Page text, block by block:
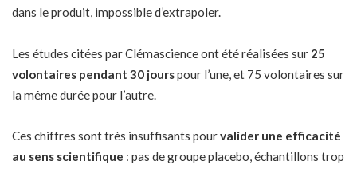
dans le produit, impossible d’extrapoler.
Les études citées par Clémascience ont été réalisées sur 25
volontaires pendant 30 jourspour l’une, et 75 volontaires sur
la même durée pour l’autre.
Ces chiffres sont très insuffisants pourvalider une efficacité
au sens scientifique : pas de groupe placebo, échantillons trop